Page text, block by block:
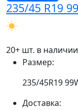
235/45 R19
20+ шт. в наличии
Размер:
235/45R19
Доставка: